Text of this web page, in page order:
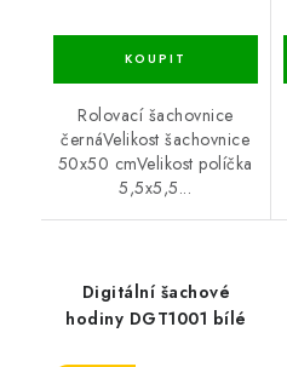
Rolovací šachovnice
černáVelikost šachovnice
50x50 cmVelikost políčka
5,5x5,5...
Digitální šachové
hodiny DGT1001 bílé